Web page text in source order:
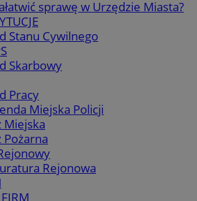
sprawę w Urzędzie Miasta?
Stanu Cywilnego
Skarbowy
Pracy
Miejska Policji
Miejska
Pożarna
Rejonowa